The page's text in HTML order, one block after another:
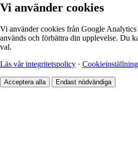
Vi använder cookies
Vi använder cookies från Google Analytics
används och förbättra din upplevelse. Du
val.
Läs vår integritetspolicy ·
Acceptera alla Endast nödvändiga